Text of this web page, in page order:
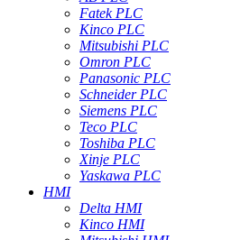
Fatek PLC
Kinco PLC
Mitsubishi PLC
Omron PLC
Panasonic PLC
Schneider PLC
Siemens PLC
Teco PLC
Toshiba PLC
Xinje PLC
Yaskawa PLC
HMI
Delta HMI
Kinco HMI